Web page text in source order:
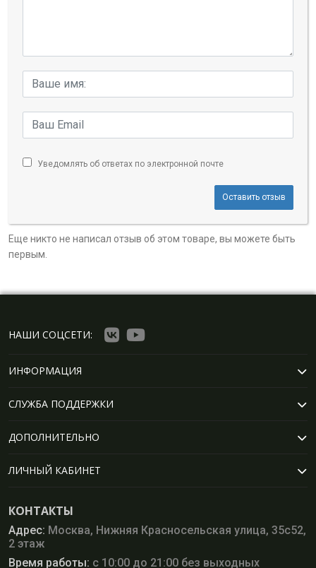
Уведомлять об ответах по электронной почте
Оставить отзыв
Еще никто не написал отзыв об этом товаре, вы можете быть
первым.
НАШИ СОЦСЕТИ:
ИНФОРМАЦИЯ
СЛУЖБА ПОДДЕРЖКИ
ДОПОЛНИТЕЛЬНО
ЛИЧНЫЙ КАБИНЕТ
КОНТАКТЫ
Адрес: Москва, Нижняя Красносельская улица, 35с52,
2 этаж
Время работы: с 10:00 до 21:00 без выходных